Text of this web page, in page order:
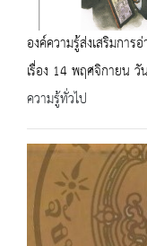
องค์ความรู้ส่งเสริมกา
เรื่อง 14 พฤศจิกายน
ความรู้ทั่วไป